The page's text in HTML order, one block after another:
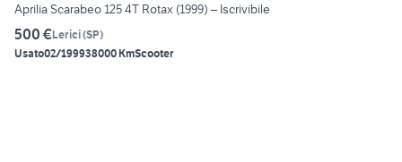
Aprilia Scarabeo 125 4T Rotax (1999) – Iscrivibile
500 €Lerici(SP)
Usato02/199938000 KmScooter